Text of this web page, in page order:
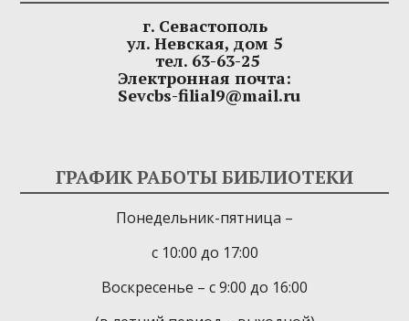
г. Севастополь
ул. Невская, дом 5
тел. 63-63-25
Электронная почта:
Sevcbs-filial9@mail.ru
ГРАФИК РАБОТЫ БИБЛИОТЕКИ
Понедельник-пятница –
с 10:00 до 17:00
Воскресенье – с 9:00 до 16:00